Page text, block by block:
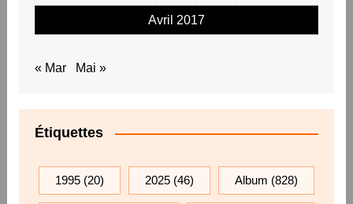
Avril 2017
« Mar Mai »
Étiquettes
1995(20) 2025 (46) Album (828)